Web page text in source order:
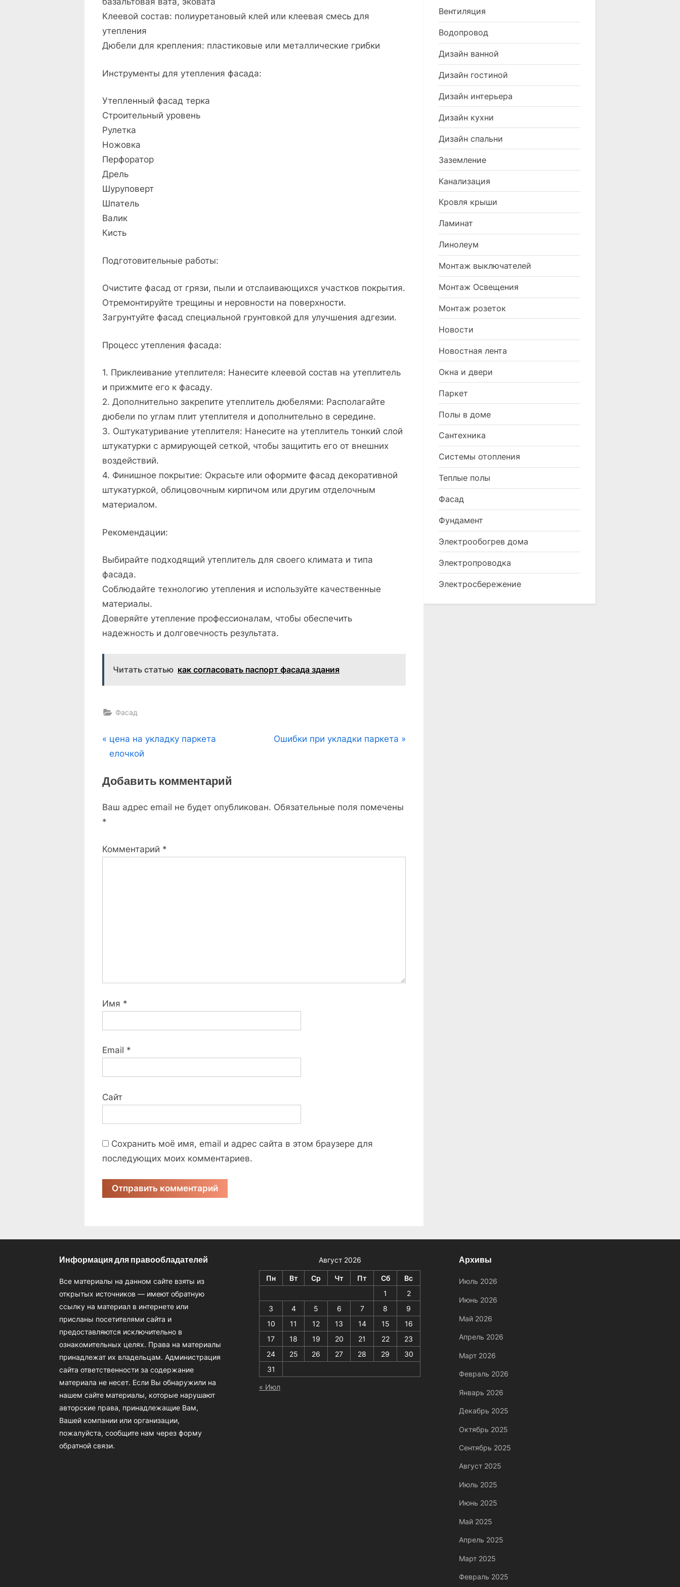
Клеевой состав: полиуретановый клей или клеевая смесь для
утепления
Дюбели для крепления: пластиковые или металлические грибки
Инструменты для утепления фасада:
Утепленный фасад терка
Строительный уровень
Рулетка
Ножовка
Перфоратор
Дрель
Шуруповерт
Шпатель
Валик
Кисть
Подготовительные работы:
Очистите фасад от грязи, пыли и отслаивающихся участков покрытия.
Отремонтируйте трещины и неровности на поверхности.
Загрунтуйте фасад специальной грунтовкой для улучшения адгезии.
Процесс утепления фасада:
1. Приклеивание утеплителя: Нанесите клеевой состав на утеплитель
и прижмите его к фасаду.
2. Дополнительно закрепите утеплитель дюбелями: Располагайте
дюбели по углам плит утеплителя и дополнительно в середине.
3. Оштукатуривание утеплителя: Нанесите на утеплитель тонкий слой
штукатурки с армирующей сеткой, чтобы защитить его от внешних
воздействий.
4. Финишное покрытие: Окрасьте или оформите фасад декоративной
штукатуркой, облицовочным кирпичом или другим отделочным
материалом.
Рекомендации:
Выбирайте подходящий утеплитель для своего климата и типа
фасада.
Соблюдайте технологию утепления и используйте качественные
материалы.
Доверяйте утепление профессионалам, чтобы обеспечить
надежность и долговечность результата.
Читать статью как согласовать паспорт фасада здания
Фасад
Навигация
записям
P
r
v
o
P
цена на укладку паркета
елочкой
N
o
:
Ошибки при укладки паркета
Добавить комментарий
Ваш адрес email не будет опубликован. Обязательные поля помечены
*
Комментарий *
Имя *
Email *
Сайт
Сохранить моё имя, email и адрес сайта в этом браузере для
последующих моих комментариев.
Вентиляция
Водопровод
Дизайн ванной
Дизайн гостиной
Дизайн интерьера
Дизайн кухни
Дизайн спальни
Заземление
Канализация
Кровля крыши
Ламинат
Линолеум
Монтаж выключателей
Монтаж Освещения
Монтаж розеток
Новости
Новостная лента
Окна и двери
Паркет
Полы в доме
Сантехника
Системы отопления
Теплые полы
Фасад
Фундамент
Электрообогрев дома
Электропроводка
Электросбережение
Информация для правообладателей
Все материалы на данном сайте взяты из
открытых источников — имеют обратную
ссылку на материал в интернете или
присланы посетителями сайта и
предоставляются исключительно в
ознакомительных целях. Права на материалы
принадлежат их владельцам. Администрация
сайта ответственности за содержание
материала не несет. Если Вы обнаружили на
нашем сайте материалы, которые нарушают
авторские права, принадлежащие Вам,
Вашей компании или организации,
пожалуйста, сообщите нам через форму
обратной связи.
Август 2026
Пн Вт Ср Чт Пт Сб
Вс
1
2
3
4 5 6 7 8
9
10
11 12 13 14 15
16
17
18 19 20 21 22
23
24
25 26 27 28 29
30
31
« Июл
Архивы
Июль 2026
Июнь 2026
Май 2026
Апрель 2026
Март 2026
Февраль 2026
Январь 2026
Декабрь 2025
Октябрь 2025
Сентябрь 2025
Август 2025
Июль 2025
Июнь 2025
Май 2025
Апрель 2025
Март 2025
Февраль 2025